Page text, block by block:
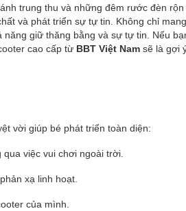
trung thu và những đêm rước đèn rộn
và phát triển sự tự tin. Không chỉ mang
giữ thăng bằng và sự tự tin. Nếu
cao cấp từ BBT Việt Nam sẽ là gợi
vời giúp bé phát triển toàn diện:
việc vui chơi ngoài trời.
xạ linh hoạt.
của mình.